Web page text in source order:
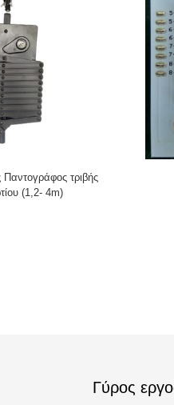
Παντογράφος τριβής
(1,2- 4m)
Γύρος